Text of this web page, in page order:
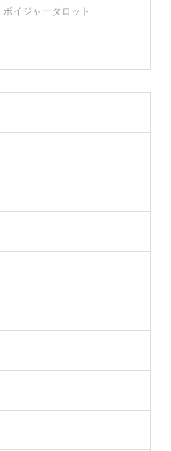
ボイジャータロット